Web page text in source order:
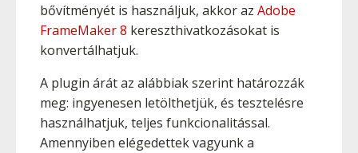
bővítményét is használjuk, akkor az Adobe
FrameMaker 8 kereszthivatkozásokat is
konvertálhatjuk.
A plugin árát az alábbiak szerint határozzák
meg: ingyenesen letölthetjük, és tesztelésre
használhatjuk, teljes funkcionalitással.
Amennyiben elégedettek vagyunk a